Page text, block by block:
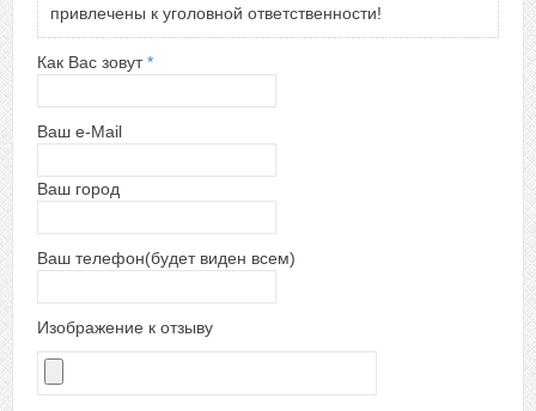
привлечены к уголовной ответственности!
Как Вас зовут*
Ваш e-Mail
Ваш город
Ваш телефон(будет виден всем)
Изображение к отзыву